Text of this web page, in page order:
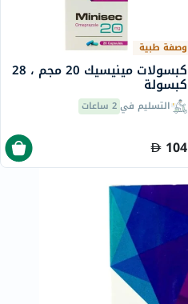
وصفة طبية
كبسولات مينيسيك 20 مجم ، 28
كبسولة
التسليم في 2 ساعات
104